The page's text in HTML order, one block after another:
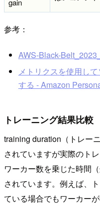
gain
参考：
AWS-Black-
メトリクスを使用し
する - Amazon
トレーニング結果比較
training duration（トレー
されていますが実際のト
ワーカー数を乗じた時間
されています。例えば、
ている場合でもワーカー